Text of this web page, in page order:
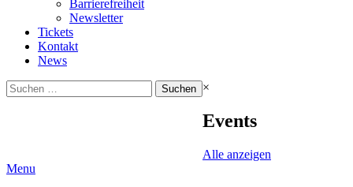
Barrierefreiheit
Newsletter
Tickets
Kontakt
News
Suchen
nach:
×
Events
Alle anzeigen
Menu